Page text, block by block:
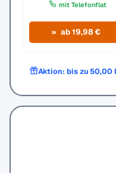
mit Telefonflat
ab 19,98 €
Aktion: bis zu 50,00